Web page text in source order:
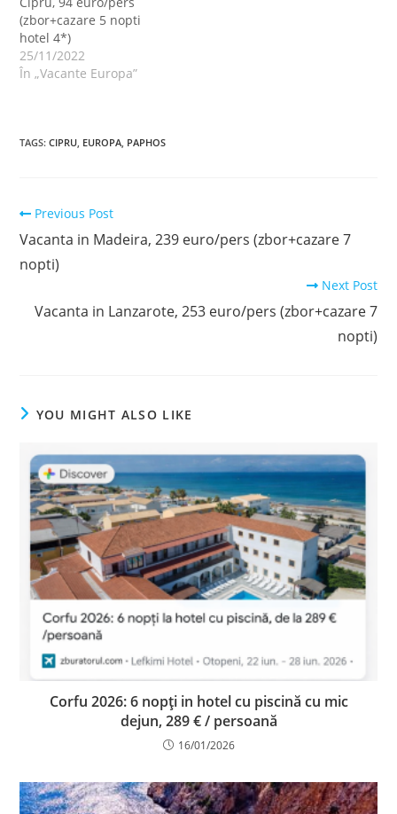
(zbor+cazare 5 nopti
hotel 4*)
25/11/2022
În „Vacante Europa”
TAGS:CIPRU EUROPA PAPHOS
Read
articles
Previous Post
Vacanta in Madeira, 239 euro/pers (zbor+cazare 7
nopti)
Next Post
Vacanta in Lanzarote, 253 euro/pers (zbor+cazare 7
nopti)
YOU MIGHT ALSO LIKE
Corfu 2026: 6 nopți in hotel cu piscină cu mic
dejun, 289 € / persoană
16/01/2026